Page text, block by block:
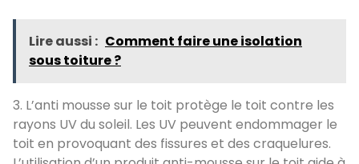
Lire aussi : Comment faire une isolation
sous toiture ?
3. L’anti mousse sur le toit protège le toit contre les
rayons UV du soleil. Les UV peuvent endommager le
toit en provoquant des fissures et des craquelures.